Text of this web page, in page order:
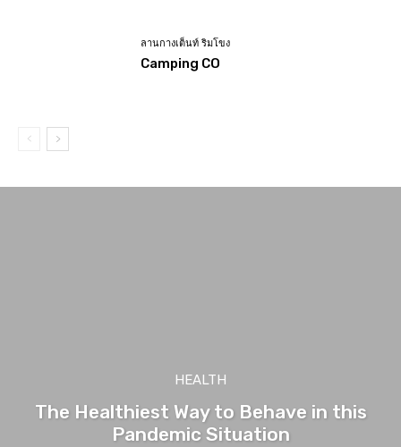
ลานกางเต็นท์ ริมโขง
Camping CO
HEALTH
The Healthiest Way to Behave in this
Pandemic Situation